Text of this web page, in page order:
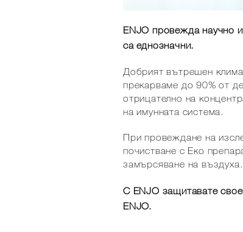
ENJO провежда научно
са еднозначни.
Добрият вътрешен
прекарваме до 90% от
отрицателно на
на имунната система.
При провеждане на
почистване с Еко
замърсяване на въздуха.
С ENJO защитавате
ENJO.